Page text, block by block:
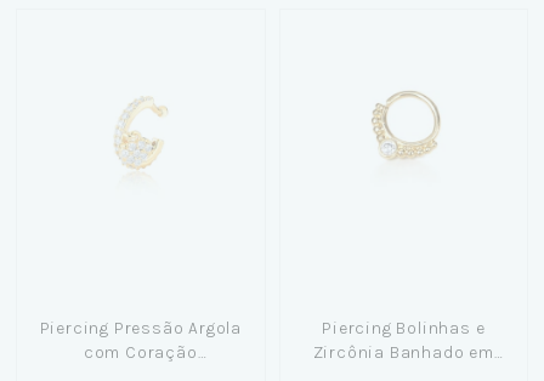
Piercing Pressão Argola
com Coração
Piercing Bolinhas e
Zircônia Banhado em